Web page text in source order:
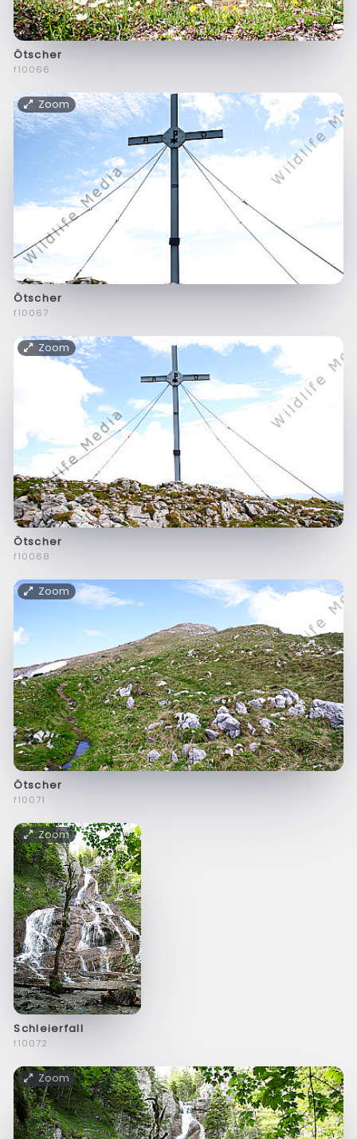
Ötscher
f10066
Zoom
Ötscher
f10067
Zoom
Ötscher
f10068
Zoom
Ötscher
f10071
Zoom
Schleierfall
f10072
Zoom